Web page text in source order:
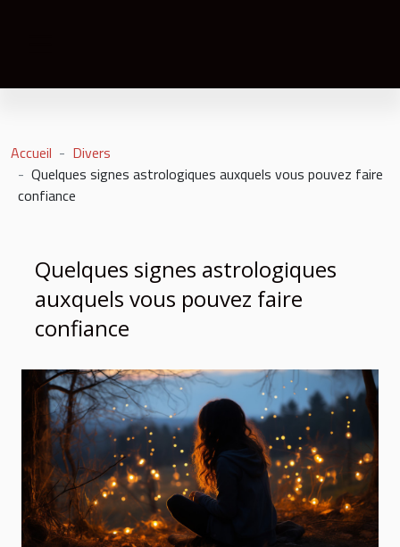
Accueil
Divers
Quelques signes astrologiques auxquels vous pouvez faire
confiance
Quelques signes astrologiques
auxquels vous pouvez faire
confiance